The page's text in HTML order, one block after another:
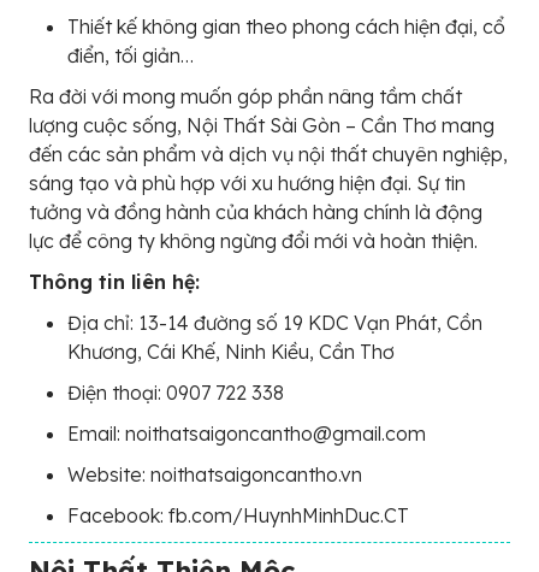
Thiết kế không gian theo phong cách hiện đại, cổ
điển, tối giản…
Ra đời với mong muốn góp phần nâng tầm chất
lượng cuộc sống, Nội Thất Sài Gòn – Cần Thơ mang
đến các sản phẩm và dịch vụ nội thất chuyên nghiệp,
sáng tạo và phù hợp với xu hướng hiện đại. Sự tin
tưởng và đồng hành của khách hàng chính là động
lực để công ty không ngừng đổi mới và hoàn thiện.
Thông tin liên hệ:
Địa chỉ: 13-14 đường số 19 KDC Vạn Phát, Cồn
Khương, Cái Khế, Ninh Kiều, Cần Thơ
Điện thoại: 0907 722 338
Email: noithatsaigoncantho@gmail.com
Website: noithatsaigoncantho.vn
Facebook: fb.com/HuynhMinhDuc.CT